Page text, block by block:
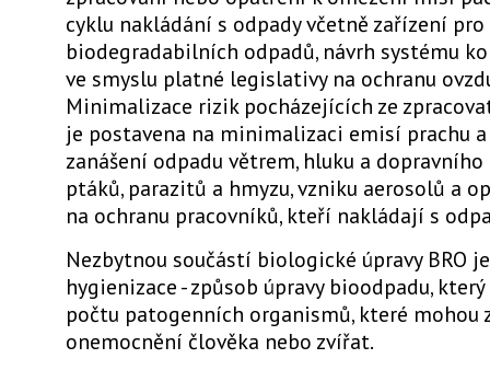
cyklu nakládání s odpady včetně zařízení
biodegradabilních odpadů, návrh systému
ve smyslu platné legislativy na ochranu
Minimalizace rizik pocházejících ze
je postavena na minimalizaci emisí prachu a
zanášení odpadu větrem, hluku a dopravního
ptáků, parazitů a hmyzu, vzniku aerosolů a
na ochranu pracovníků, kteří nakládají s
Nezbytnou součástí biologické úpravy BRO
hygienizace - způsob úpravy bioodpadu,
počtu patogenních organismů, které mohou
onemocnění člověka nebo zvířat.